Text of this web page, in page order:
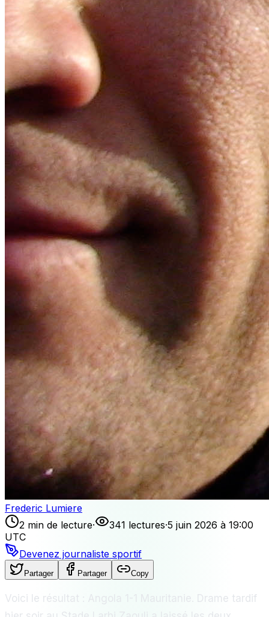
Frederic Lumiere
2 min de lecture· 341 lectures·5 juin 2026 à 19:00
UTC
Devenez journaliste sportif
Partager Partager Copy
Voici le résultat : Angola 1-1 Mauritanie. Drame tardif